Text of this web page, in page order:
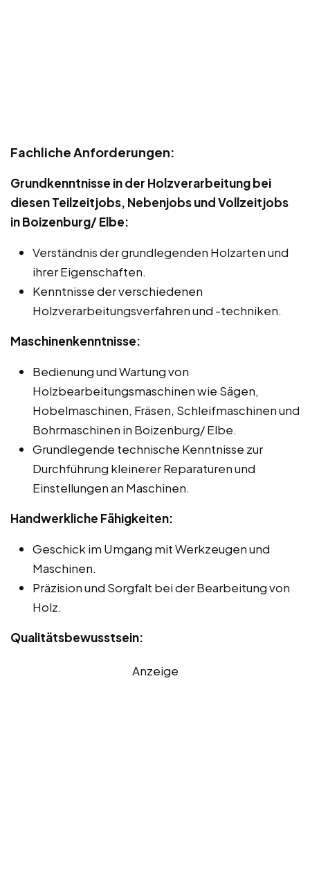
Fachliche Anforderungen:
Grundkenntnisse in der Holzverarbeitung bei
diesen Teilzeitjobs, Nebenjobs und Vollzeitjobs
in Boizenburg/ Elbe:
Verständnis der grundlegenden Holzarten und
ihrer Eigenschaften.
Kenntnisse der verschiedenen
Holzverarbeitungsverfahren und -techniken.
Maschinenkenntnisse:
Bedienung und Wartung von
Holzbearbeitungsmaschinen wie Sägen,
Hobelmaschinen, Fräsen, Schleifmaschinen und
Bohrmaschinen in Boizenburg/ Elbe.
Grundlegende technische Kenntnisse zur
Durchführung kleinerer Reparaturen und
Einstellungen an Maschinen.
Handwerkliche Fähigkeiten:
Geschick im Umgang mit Werkzeugen und
Maschinen.
Präzision und Sorgfalt bei der Bearbeitung von
Holz.
Qualitätsbewusstsein:
Anzeige